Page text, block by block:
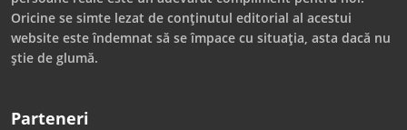
Oricine se simte lezat de conținutul editorial al acestui
website este îndemnat să se împace cu situația, asta dacă nu
știe de glumă.
Parteneri